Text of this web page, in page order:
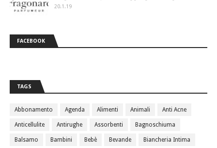
20.1.19
FACEBOOK
TAGS
Abbonamento Agenda Alimenti Animali Anti Acne
Anticellulite Antirughe Assorbenti Bagnoschiuma
Balsamo Bambini Bebè Bevande Biancheria Intima